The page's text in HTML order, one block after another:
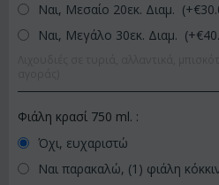
Ναι, Μεσαίο 20εκ. Διαμ. (+€
Ναι, Μεγάλο 30εκ. Διαμ. (+€
Φιάλη κρασί 750 ml. :
Όχι, ευχαριστώ
Ναι παρακαλώ, (1) φιάλη